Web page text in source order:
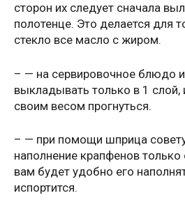
сторон их следует сначала
полотенце. Это делается для
стекло все масло с жиром.
– — на сервировочное блюдо
выкладывать только в 1 слой,
своим весом прогнуться.
– — при помощи шприца
наполнение крапфенов
вам будет удобно его
испортится.